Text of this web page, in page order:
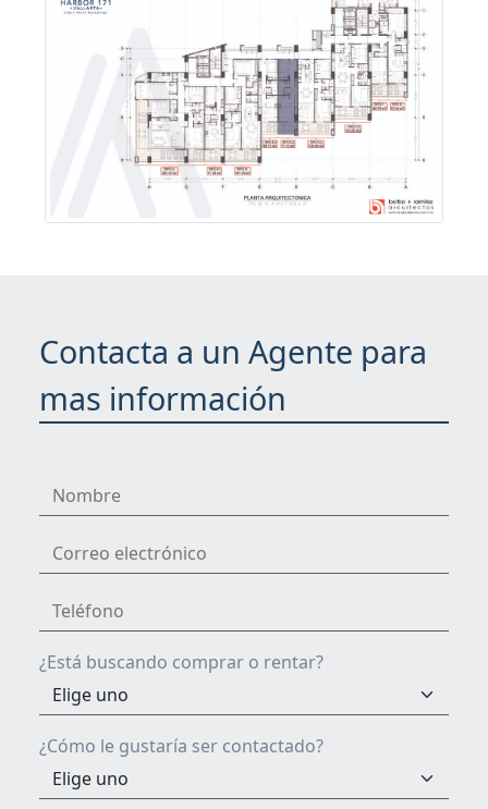
Contacta a un Agente para
mas información
¿Está buscando comprar o rentar?
¿Cómo le gustaría ser contactado?